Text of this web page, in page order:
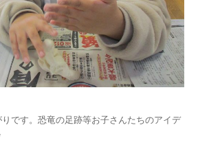
です。恐竜の足跡等お子さんたちのアイデ